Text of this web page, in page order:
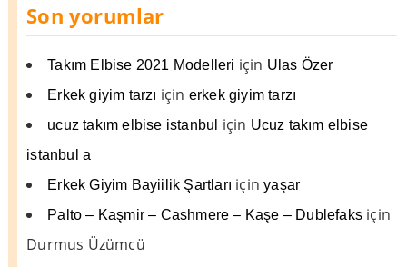
Son yorumlar
Takım Elbise 2021 Modelleri için Ulas Özer
Erkek giyim tarzı için erkek giyim tarzı
ucuz takım elbise istanbul
için Ucuz takım elbise
istanbul a
Erkek Giyim Bayiilik Şartları içinyaşar
Palto – Kaşmir – Cashmere – Kaşe – Dublefaksiçin
Durmus Üzümcü